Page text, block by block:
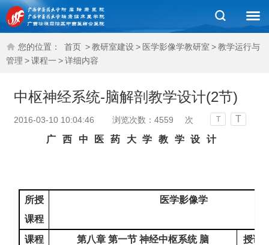
您的位置： 首页 >教研室建设 > 医学影像学教研室 >教学运行与
管理 >课程一 >详细内容
中枢神经系统-脑解剖教学设计(2节)
2016-03-10 10:04:46 浏览次数： 4559 次 T
T
广西中医药大学教学设计
所授
课程
医学影像学
课程
第八章 第一节 神经中枢系统 脑
授课